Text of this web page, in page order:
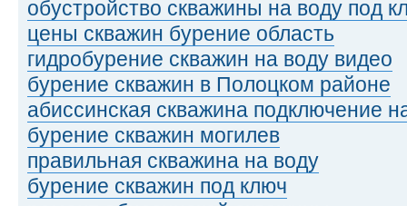
обустройство скважины на воду под
цены скважин бурение область
гидробурение скважин на воду видео
бурение скважин в Полоцком районе
абиссинская скважина подключение
бурение скважин могилев
правильная скважина на воду
бурение скважин под ключ